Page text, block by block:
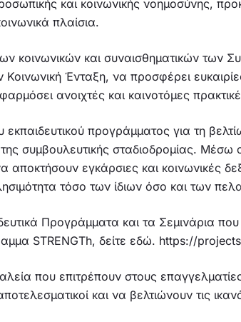
και κοινωνικής νοημοσύνης,
πλαίσια.
κοινωνικών και συναισθηματικών
Ένταξη, να προσφέρει
ανοιχτές και καινοτόμες
προγράμματος για τη
συμβουλευτικής σταδιοδρομίας.
εγκάρσιες και κοινωνικές
τόσο των ίδιων όσο και των
Προγράμματα και τα Σεμινάρια
STRENGTh, δείτε εδώ. https://
που επιτρέπουν στους
και να βελτιώνουν τις